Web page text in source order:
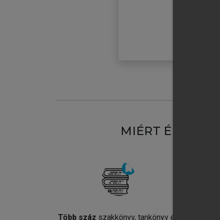
MIÉRT
Több száz szakkönyv, tankönyv és